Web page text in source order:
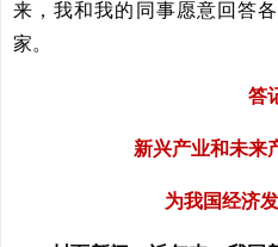
来，我和我的同事愿意回答
家。
答
新兴产业和未来
为我国经济